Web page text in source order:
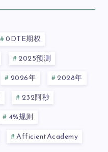
0DTE期权
2025预测
2026年 2028年
232阿秒
4%规则
AfficientAcademy